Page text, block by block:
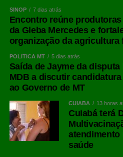
SINOP 7 dias atrás
Encontro reúne
da Gleba Mercedes e
organização da agricultura
POLÍTICA MT 5 dias atrás
Saída de Jayme da disputa
MDB a discutir
ao Governo de MT
CUIABÁ 13 horas
Cuiabá terá
atendimento
saúde